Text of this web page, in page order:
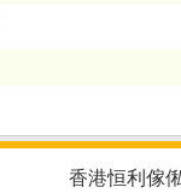
香港恒利傢